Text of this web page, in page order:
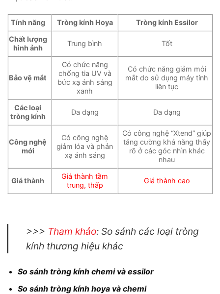
Tính năng Tròng kính Hoya
Tròng kính Essilor
Chất lượng
hình ảnh
Trung bình Tốt
Bảo vệ mắt
Có chức năng
chống tia UV và
bức xạ ánh sáng
xanh
Có chức năng giảm mỏi
mắt do sử dụng máy tính
liên tục
Các loại
tròng kính
Đa dạng Đa dạng
Công nghệ
mới
Có công nghệ
giảm lóa và phản
xạ ánh sáng
Có công nghệ “Xtend” giúp
tăng cường khả năng thấy
rõ ở các góc nhìn khác
nhau
Giá thành
Giá thành tầm
trung, thấp
Giá thành cao
>>> Tham khảo: So sánh các loại tròng
kính thương hiệu khác
So sánh tròng kính chemi và essilor
So sánh tròng kính hoya và chemi